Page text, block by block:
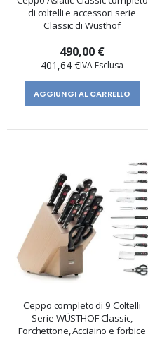
di coltelli e accessori serie
Classic di Wusthof
490,00 €
401,64 €
AGGIUNGI AL CARRELLO
Ceppo completo di 9 Coltelli
Serie WÜSTHOF Classic,
Forchettone, Acciaino e forbice